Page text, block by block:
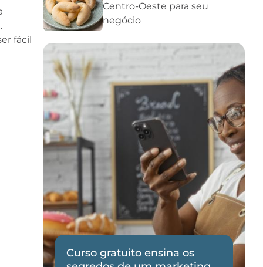
fácil
Centro-Oeste para seu
negócio
Curso gratuito ensina os